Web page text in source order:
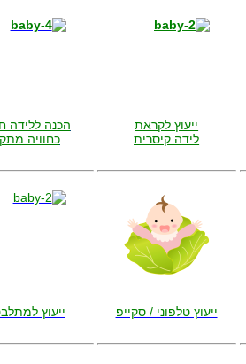
ייעוץ לקראת
לידה קיסרית
הכנה ללידה
כחוויה
ייעוץ טלפוני / סקייפ ייעוץ